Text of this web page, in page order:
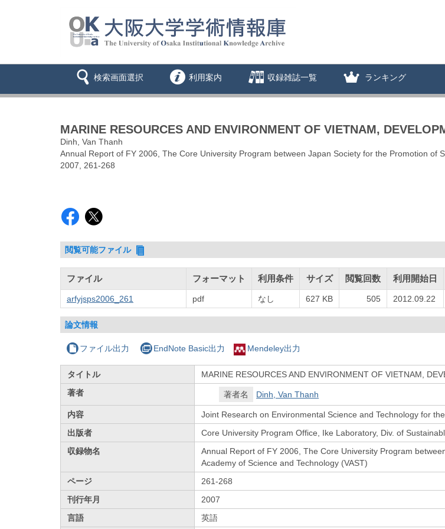
検索画面選択 利用案内 収録雑誌一覧 ランキング
MARINE RESOURCES AND ENVIRONMENT OF VIETNAM,
Dinh, Van Thanh
Annual Report of FY 2006, The Core University Program between Japan Society for the Promotion of
2007, 261-268
閲覧可能ファイル
ファイル フォーマット 利用条件 サイズ 閲覧回数 利用開始日
arfyjsps2006_261 pdf なし 627 KB 505 2012.09.22
論文情報
ファイル出力 EndNote Basic出力 Mendeley出力
タイトル
MARINE RESOURCES AND ENVIRONMENT OF VIETNAM,
著者
著者名 Dinh, Van Thanh
内容
Joint Research on Environmental Science and Technology for
出版者
Core University Program Office, Ike Laboratory, Div. of
収録物名
Annual Report of FY 2006, The Core University Program
Academy of Science and Technology (VAST)
ページ
261-268
刊行年月
2007
言語
英語